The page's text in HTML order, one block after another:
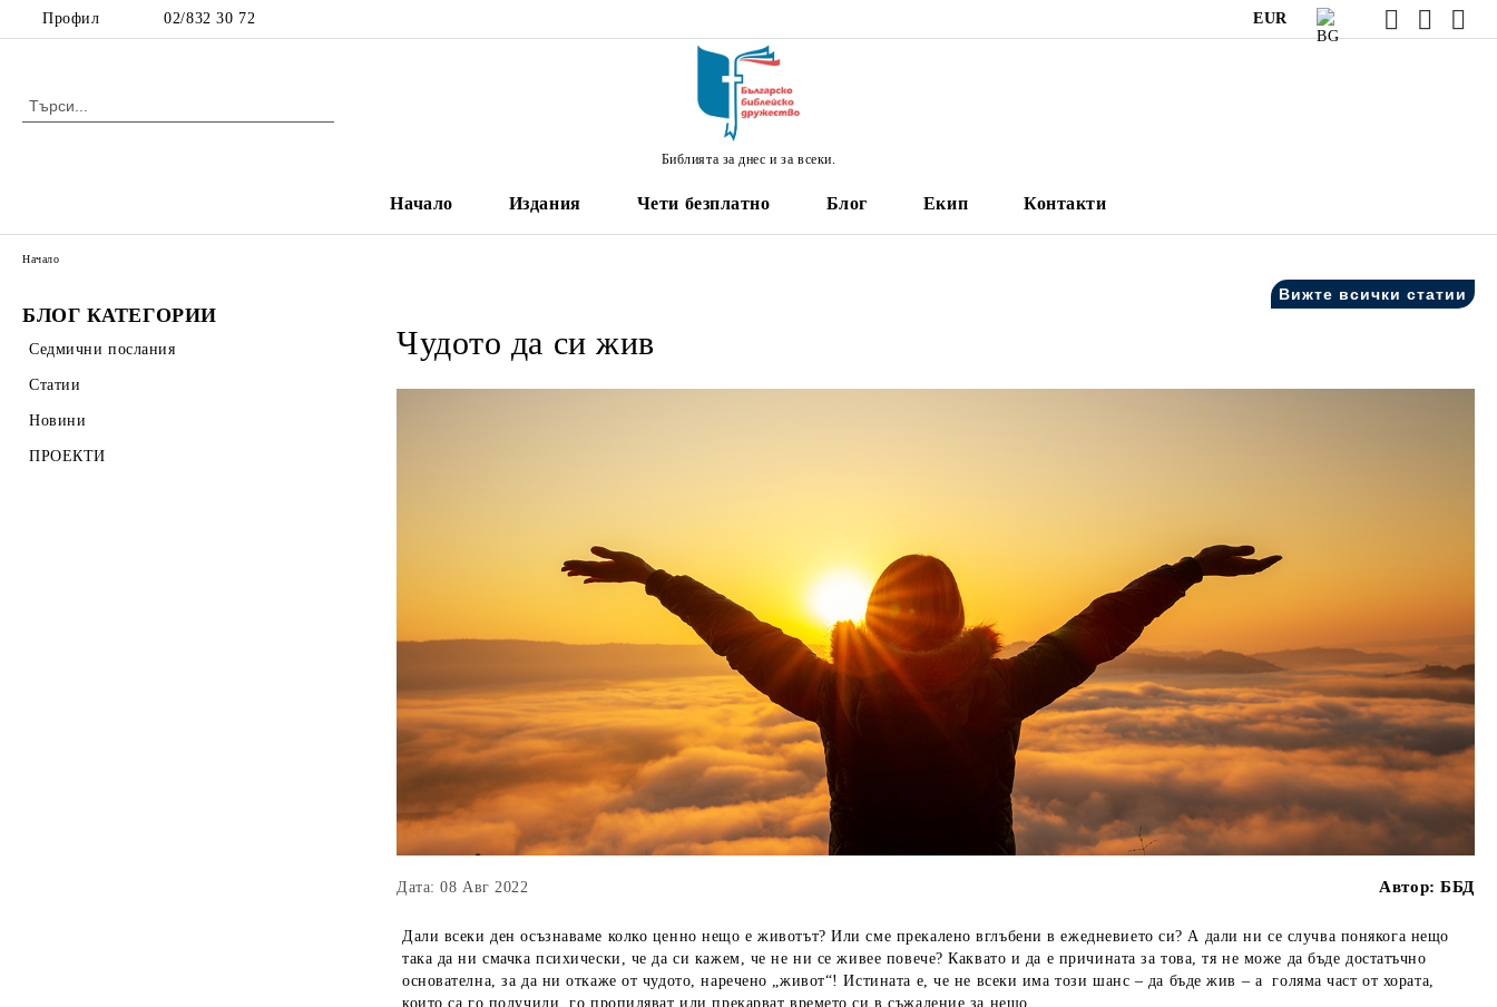
Профил 02/832 30 72 EUR
Библията за днес и за всеки.
Начало Издания Чети безплатно Блог Екип Контакти
БЛОГ КАТЕГОРИИ
Седмични послания
Статии
Новини
ПРОЕКТИ
Начало
Вижте всички статии
Чудото да си жив
Дата: 08 Авг 2022 Автор: ББД
Дали всеки ден осъзнаваме колко ценно нещо е животът? Или сме прекалено вглъбени в ежедневието си? А дали ни се случва понякога нещо
така да ни смачка психически, че да си кажем, че не ни се живее повече? Каквато и да е причината за това, тя не може да бъде достатъчно
основателна, за да ни откаже от чудото, наречено „живот“! Истината е, че не всеки има този шанс – да бъде жив – а голяма част от хората,
които са го получили, го пропиляват или прекарват времето си в съжаление за нещо.